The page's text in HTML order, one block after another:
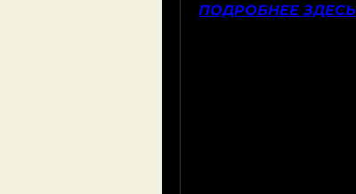
ПОДРОБНЕЕ ЗДЕСЬ